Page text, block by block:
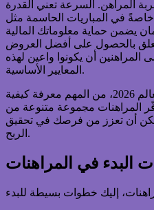
المراهن. السرعة تعني القدرة
في المباريات الحاسمة مثل
يضمن حماية معلوماتك المالية
بالحصول على أفضل العروض
المراهنين أن يكونوا واعين لهذه
المعايير الأساسية.
مع اقتراب مباراة كأس العالم 2026، من المهم معرفة كيفية
المراهنات مجموعة متنوعة من
أن تعزز من فرصك في تحقيق
الربح.
البدء في المراهنات